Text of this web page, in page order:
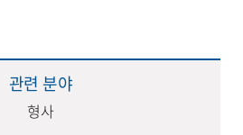
관련 분야
형사